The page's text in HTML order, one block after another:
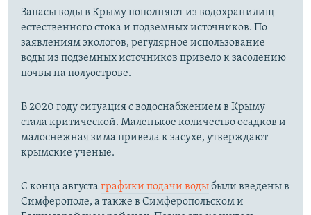
Запасы воды в Крыму пополняют из водохранилищ
естественного стока и подземных источников. По
заявлениям экологов, регулярное использование
воды из подземных источников привело к засолению
почвы на полуострове.
В 2020 году ситуация с водоснабжением в Крыму
стала критической. Маленькое количество осадков и
малоснежная зима привела к засухе, утверждают
крымские ученые.
С конца августа графики подачи водыбыли введены в
Симферополе, а также в Симферопольском и